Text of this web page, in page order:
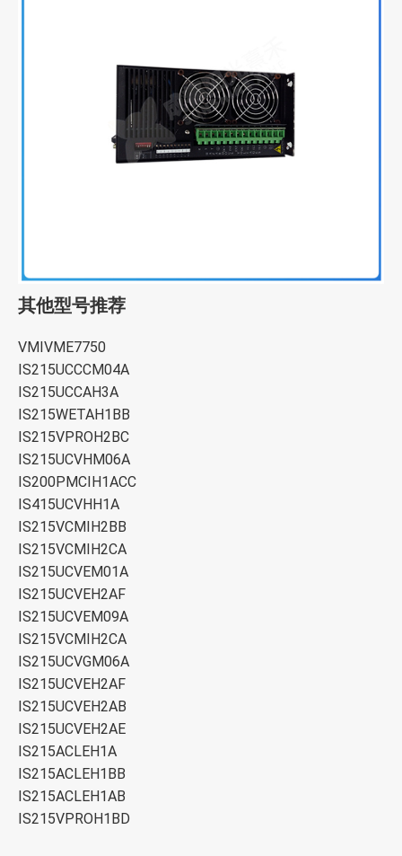
其他型号推荐
VMIVME7750
IS215UCCCM04A
IS215UCCAH3A
IS215WETAH1BB
IS215VPROH2BC
IS215UCVHM06A
IS200PMCIH1ACC
IS415UCVHH1A
IS215VCMIH2BB
IS215VCMIH2CA
IS215UCVEM01A
IS215UCVEH2AF
IS215UCVEM09A
IS215VCMIH2CA
IS215UCVGM06A
IS215UCVEH2AF
IS215UCVEH2AB
IS215UCVEH2AE
IS215ACLEH1A
IS215ACLEH1BB
IS215ACLEH1AB
IS215VPROH1BD